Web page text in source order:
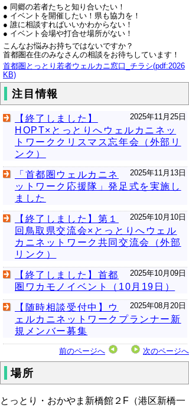
● 同郷の若者たちと知り合いたい！
● イベントを開催したい！県も協力を！
● 誰に相談すればいいかわからない！
● イベント会場や打合せ場所がない！
こんなお悩みお持ちではないですか？
首都圏在住のみなさんの相談をお待ちしています！
首都圏とっとり若者ウェルカニ窓口_チラシ(pdf:2026
KB)
注目情報
2025年11月25日
【終了しました】
HOPT×とっとりへウェルカニネッ
トワーククリスマス忘年会（外部リ
ンク）
2025年11月13日
「首都圏ウェルカニネ
ットワーク応援隊」発足式を実施し
ました
2025年10月10日
【終了しました】第１
回鳥取県交流会×とっとりへウェル
カニネットワーク共同交流会（外部
リンク）
2025年10月09日
【終了しました】首都
圏ワカモノイベント（10月19日）
2025年08月20日
【随時相談受付中】ウ
ェルカニネットワークプランナー新
規メンバー募集
前のページへ 次のページへ
場所
とっとり・おかやま新橋館２F（港区新橋一